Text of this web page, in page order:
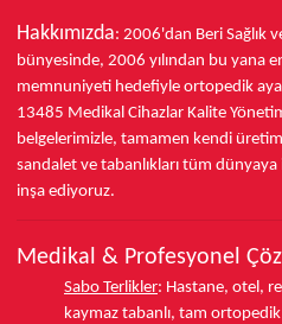
Hakkımızda: 2006'dan Beri Sağlık
bünyesinde, 2006 yılından bu yana
memnuniyeti hedefiyle ortopedik
13485 Medikal Cihazlar Kalite
belgelerimizle, tamamen kendi
sandalet ve tabanlıkları tüm dünyaya
inşa ediyoruz.
Medikal & Profesyonel
Sabo Terlikler: Hastane, otel,
kaymaz tabanlı, tam